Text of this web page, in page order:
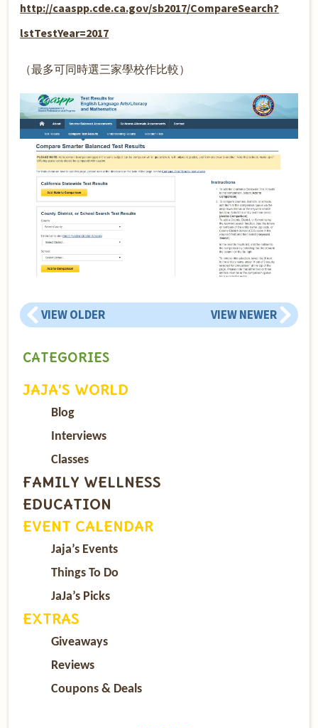
http://caaspp.cde.ca.gov/sb2017/CompareSearch?
lstTestYear=2017
（最多可同時選三家學校作比較）
VIEW OLDER VIEW NEWER
CATEGORIES
JAJA’S WORLD
Blog
Interviews
Classes
FAMILY WELLNESS
EDUCATION
EVENT CALENDAR
Jaja’s Events
Things To Do
JaJa’s Picks
EXTRAS
Giveaways
Reviews
Coupons & Deals